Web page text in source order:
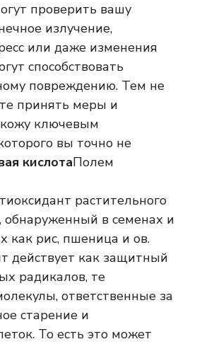
проверить вашу
излучение,
или даже изменения
способствовать
повреждению. Тем не
принять меры и
ключевым
вы точно не
кислотаПолем
растительного
обнаруженный в семенах и
как рис, пшеница и ов.
действует как защитный
радикалов, те
ответственные за
старение и
То есть это может